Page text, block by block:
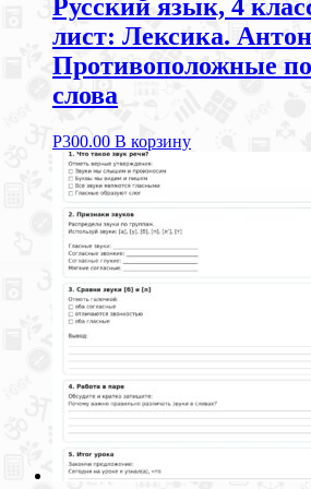
Русский язык, 4
лист: Лексика.
Противоположные
слова
Р300.00 В корзину